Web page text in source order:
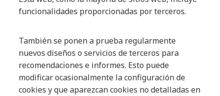
funcionalidades proporcionadas por terceros.
También se ponen a prueba regularmente
nuevos diseños o servicios de terceros para
recomendaciones e informes. Esto puede
modificar ocasionalmente la configuración de
cookies y que aparezcan cookies no detalladas en